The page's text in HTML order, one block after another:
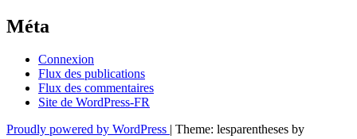
Méta
Connexion
Flux des publications
Flux des commentaires
Site de WordPress-FR
Proudly powered by WordPress
Theme: lesparentheses by